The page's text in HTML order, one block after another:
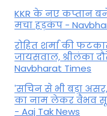
KKR के नए कप्तान
मचा हड़कंप -
रोहित शर्मा की
जायसवाल, श्रीलंका
Navbharat Times
'सचिन से भी बड़ा
का नाम लेकर वैभव
- Aaj Tak News